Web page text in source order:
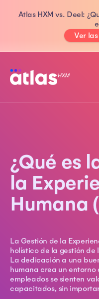
Atlas HXM vs. Deel:
Ver
¿Qué es
la
Humana
La Gestión de la
holístico de la gestión de
La dedicación a una
humana crea un entorno
empleados se sienten
capacitados, sin